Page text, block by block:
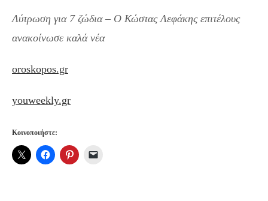
Λύτρωση για 7 ζώδια – Ο Κώστας Λεφάκης επιτέλους
ανακοίνωσε καλά νέα
oroskopos.gr
youweekly.gr
Κοινοποιήστε: